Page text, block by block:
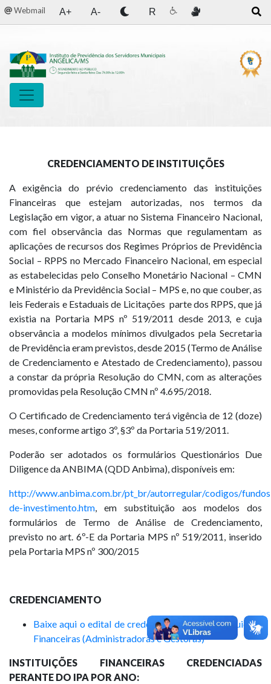
Webmail A+ A- R
CREDENCIAMENTO DE INSTITUIÇÕES
A exigência do prévio credenciamento das instituições
Financeiras que estejam autorizadas, nos termos da
Legislação em vigor, a atuar no Sistema Financeiro Nacional,
com fiel observância das Normas que regulamentam as
aplicações de recursos dos Regimes Próprios de Previdência
Social – RPPS no Mercado Financeiro Nacional, em especial
as estabelecidas pelo Conselho Monetário Nacional – CMN
e Ministério da Previdência Social – MPS e, no que couber, as
leis Federais e Estaduais de Licitações parte dos RPPS, que já
existia na Portaria MPS nº 519/2011 desde 2013, e cuja
observância a modelos mínimos divulgados pela Secretaria
de Previdência eram previstos, desde 2015 (Termo de Análise
de Credenciamento e Atestado de Credenciamento), passou
a constar da própria Resolução do CMN, com as alterações
promovidas pela Resolução CMN nº 4.695/2018.
O Certificado de Credenciamento terá vigência de 12 (doze)
meses, conforme artigo 3º, §3º da Portaria 519/2011.
Poderão ser adotados os formulários Questionários Due
Diligence da ANBIMA (QDD Anbima), disponíveis em:
http://www.anbima.com.br/pt_br/autorregular/codigos/
de-investimento.htm, em substituição aos modelos dos
formulários de Termo de Análise de Credenciamento,
previsto no art. 6º-E da Portaria MPS nº 519/2011, inserido
pela Portaria MPS nº 300/2015
CREDENCIAMENTO
Baixe aqui o edital de credenciamento das Instituições
Financeiras (Administradoras e Gestoras)
INSTITUIÇÕES FINANCEIRAS CREDENCIADAS
PERANTE DO IPA POR ANO: